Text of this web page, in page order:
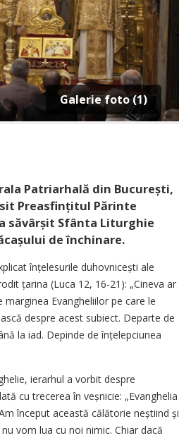
Galerie foto (1)
Patriarhală din București,
Preasfințitul Părinte
săvârșit Sfânta Liturghie
de închinare.
înțelesurile duhovnicești ale
țarina (Luca 12, 16-21): „Cineva ar
Evangheliilor pe care le
despre acest subiect. Departe de
la iad. Depinde de înțelepciunea
ierarhul a vorbit despre
cu trecerea în veșnicie: „Evanghelia
început această călătorie neștiind și
vom lua cu noi nimic. Chiar dacă